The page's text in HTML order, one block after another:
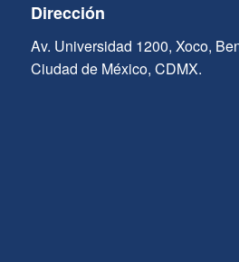
Dirección
Av. Universidad 1200, Xoco,
Ciudad de México, CDMX.